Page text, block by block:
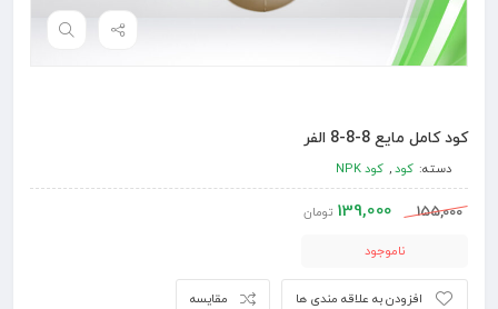
کود کامل مایع 8-8-8 الفر
دسته: کود, کود NPK
155,000
139,000 تومان
ناموجود
مقایسه افزودن به علاقه مندی ها